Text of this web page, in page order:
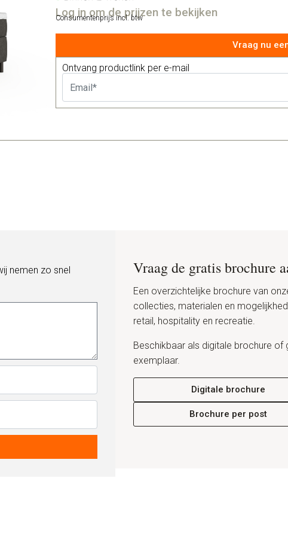
Log in om de prijzen te bekijken
Consumentenprijs incl. btw
Vraag nu
Ontvang productlink per e-mail
nemen zo snel
Vraag de gratis brochure
Een overzichtelijke brochure van
collecties, materialen en
retail, hospitality en recreatie.
Beschikbaar als digitale brochure of
exemplaar.
Digitale brochure
Brochure per post